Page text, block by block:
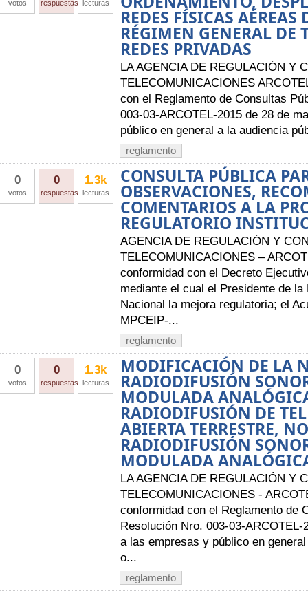
votos respuestas lecturas
REDES FÍSICAS AÉREAS
RÉGIMEN GENERAL DE
REDES PRIVADAS
LA AGENCIA DE REGULACIÓN Y
TELECOMUNICACIONES
con el Reglamento de Consultas
003-03-ARCOTEL-2015 de 28 de
público en general a la audiencia
reglamento
0
votos
0
respuestas
1.3k
lecturas
CONSULTA PÚBLICA
OBSERVACIONES,
COMENTARIOS A LA
REGULATORIO
AGENCIA DE REGULACIÓN Y
TELECOMUNICACIONES –
conformidad con el Decreto
mediante el cual el Presidente de
Nacional la mejora regulatoria; el
MPCEIP-...
reglamento
0
votos
0
respuestas
1.3k
lecturas
MODIFICACIÓN DE LA
RADIODIFUSIÓN
MODULADA
RADIODIFUSIÓN DE
ABIERTA TERRESTRE,
RADIODIFUSIÓN
MODULADA
LA AGENCIA DE REGULACIÓN Y
TELECOMUNICACIONES -
conformidad con el Reglamento de
Resolución Nro. 003-03-
a las empresas y público en
o...
reglamento